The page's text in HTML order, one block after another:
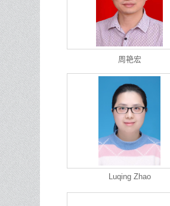
周艳宏
Luqing Zhao